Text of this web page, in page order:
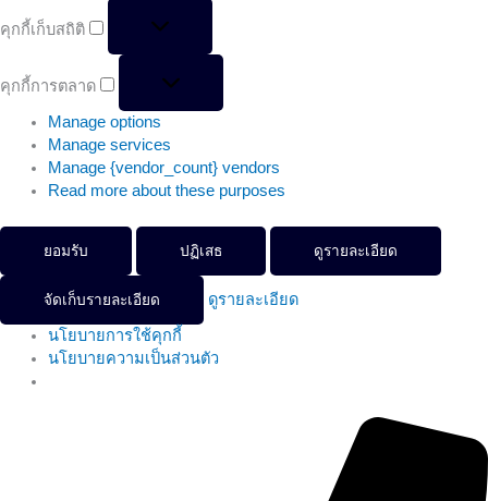
คุกกี้เก็บสถิติ
คุกกี้การตลาด
Manage options
Manage services
Manage {vendor_count} vendors
Read more about these purposes
ยอมรับ ปฏิเสธ ดูรายละเอียด
จัดเก็บรายละเอียด ดูรายละเอียด
นโยบายการใช้คุกกี้
นโยบายความเป็นส่วนตัว